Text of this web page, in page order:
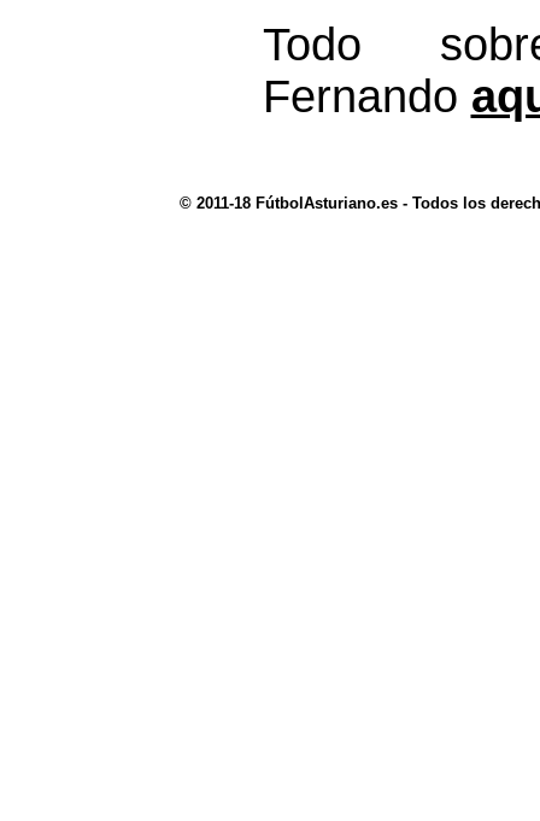
Todo
Fernando
© 2011-18 FútbolAsturiano.es - Todos los